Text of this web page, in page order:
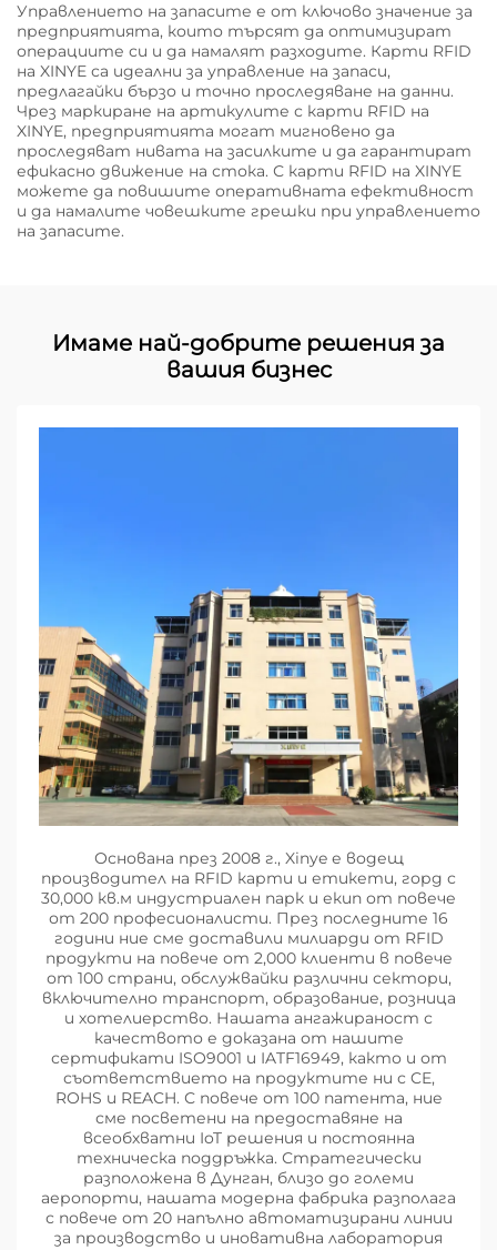
Управлението на запасите е от ключово значение за
предприятията, които търсят да оптимизират
операциите си и да намалят разходите. Карти RFID
на XINYE са идеални за управление на запаси,
предлагайки бързо и точно проследяване на данни.
Чрез маркиране на артикулите с карти RFID на
XINYE, предприятията могат мигновено да
проследяват нивата на засилките и да гарантират
ефикасно движение на стока. С карти RFID на XINYE
можете да повишите оперативната ефективност
и да намалите човешките грешки при управлението
на запасите.
Имаме най-добрите решения за
вашия бизнес
Основана през 2008 г., Xinye е водещ
производител на RFID карти и етикети, горд с
30,000 кв.м индустриален парк и екип от повече
от 200 професионалисти. През последните 16
години ние сме доставили милиарди от RFID
продукти на повече от 2,000 клиенти в повече
от 100 страни, обслужвайки различни сектори,
включително транспорт, образование, розница
и хотелиерство. Нашата ангажираност с
качеството е доказана от нашите
сертификати ISO9001 и IATF16949, както и от
съответствието на продуктите ни с CE,
ROHS и REACH. С повече от 100 патента, ние
сме посветени на предоставяне на
всеобхватни IoT решения и постоянна
техническа поддръжка. Стратегически
разположена в Дунган, близо до големи
аеропорти, нашата модерна фабрика разполага
с повече от 20 напълно автоматизирани линии
за производство и иновативна лаборатория